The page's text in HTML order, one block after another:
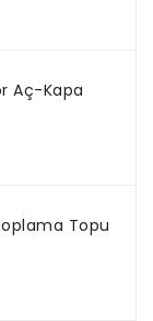
Aç-Kapa
Topu